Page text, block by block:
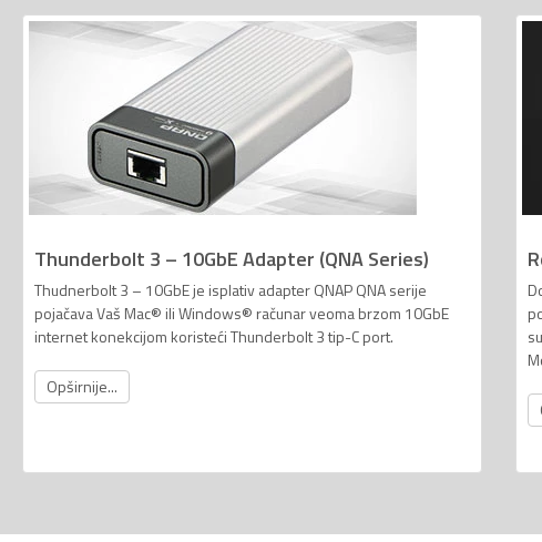
Thunderbolt 3 – 10GbE Adapter (QNA Series)
Thudnerbolt 3 – 10GbE je isplativ adapter QNAP QNA serije
pojačava Vaš Mac® ili Windows® računar veoma brzom 10GbE
internet konekcijom koristeći Thunderbolt 3 tip-C port.
Opširnije...